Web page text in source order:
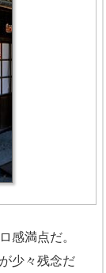
満点だ。
少々残念だ